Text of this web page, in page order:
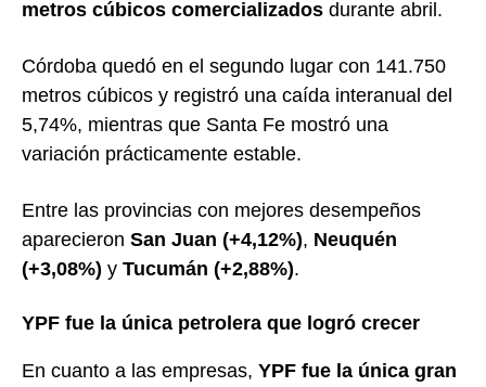
metros cúbicos comercializados durante abril.
Córdoba quedó en el segundo lugar con 141.750
metros cúbicos y registró una caída interanual del
5,74%, mientras que Santa Fe mostró una
variación prácticamente estable.
Entre las provincias con mejores desempeños
aparecieron San Juan (+4,12%), Neuquén
(+3,08%) y Tucumán (+2,88%).
YPF fue la única petrolera que logró crecer
En cuanto a las empresas, YPF fue la única gran